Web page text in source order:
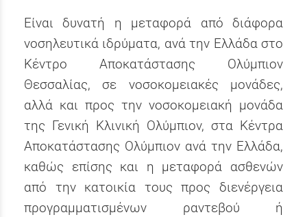
Είναι δυνατή η μεταφορά από διάφορα
νοσηλευτικά ιδρύματα, ανά την Ελλάδα στο
Κέντρο Αποκατάστασης Ολύμπιον
Θεσσαλίας, σε νοσοκομειακές μονάδες,
αλλά και προς την νοσοκομειακή μονάδα
της Γενική Κλινική Ολύμπιον, στα Κέντρα
Αποκατάστασης Ολύμπιον ανά την Ελλάδα,
καθώς επίσης και η μεταφορά ασθενών
από την κατοικία τους προς διενέργεια
προγραμματισμένων ραντεβού ή